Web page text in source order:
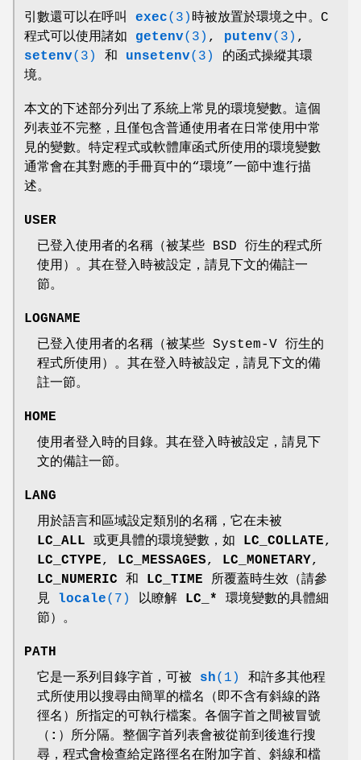
引數還可以在呼叫 exec(3) 時被放置於環境之中。C
程式可以使用諸如 getenv(3) , putenv(3) ,
setenv(3) 和 unsetenv(3)
的函式操縱其環
境。
本文的下述部分列出了系統上常見的環境變數。這個
列表並不完整，且僅包含普通使用者在日常使用中常
見的變數。特定程式或軟體庫函式所使用的環境變數
通常會在其對應的手冊頁中的“環境”一節中進行描
述。
USER
已登入使用者的名稱（被某些 BSD 衍生的程式所
使用）。其在登入時被設定，請見下文的備註一
節。
LOGNAME
已登入使用者的名稱（被某些 System-V 衍生的
程式所使用）。其在登入時被設定，請見下文的備
註一節。
HOME
使用者登入時的目錄。其在登入時被設定，請見下
文的備註一節。
LANG
用於語言和區域設定類別的名稱，它在未被
LC_ALL 或更具體的環境變數，如 LC_COLLATE,
LC_CTYPE, LC_MESSAGES, LC_MONETARY,
LC_NUMERIC 和 LC_TIME 所覆蓋時生效（請參
見 locale(7) 以瞭解 LC_*
環境變數的具體細
節）。
PATH
它是一系列目錄字首，可被 sh(1)
和許多其他程
式所使用以搜尋由簡單的檔名（即不含有斜線的路
徑名）所指定的可執行檔案。各個字首之間被冒號
（ : ）所分隔。整個字首列表會被從前到後進行搜
尋，程式會檢查給定路徑名在附加字首、斜線和檔